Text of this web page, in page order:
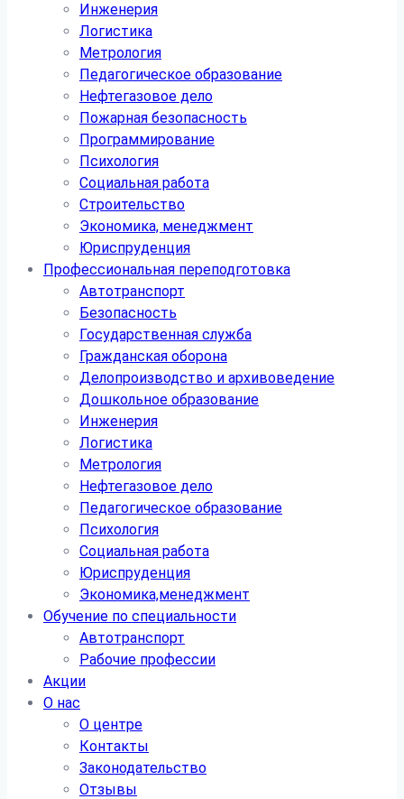
Инженерия
Логистика
Метрология
Педагогическое образование
Нефтегазовое дело
Пожарная безопасность
Программирование
Психология
Социальная работа
Строительство
Экономика, менеджмент
Юриспруденция
Профессиональная переподготовка
Автотранспорт
Безопасность
Государственная служба
Гражданская оборона
Делопроизводство и архивоведение
Дошкольное образование
Инженерия
Логистика
Метрология
Нефтегазовое дело
Педагогическое образование
Психология
Социальная работа
Юриспруденция
Экономика,менеджмент
Обучение по специальности
Автотранспорт
Рабочие профессии
Акции
О нас
О центре
Контакты
Законодательство
Отзывы